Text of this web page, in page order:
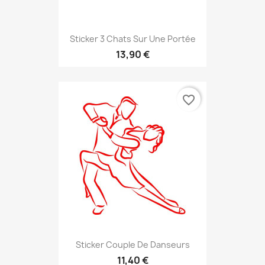
Sticker 3 Chats Sur Une Portée
13,90 €
Sticker Couple De Danseurs
11,40 €
favorite_border